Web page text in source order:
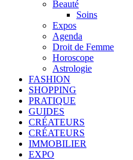
Beauté
Soins
Expos
Agenda
Droit de Femme
Horoscope
Astrologie
FASHION
SHOPPING
PRATIQUE
GUIDES
CRÉATEURS
CRÉATEURS
IMMOBILIER
EXPO